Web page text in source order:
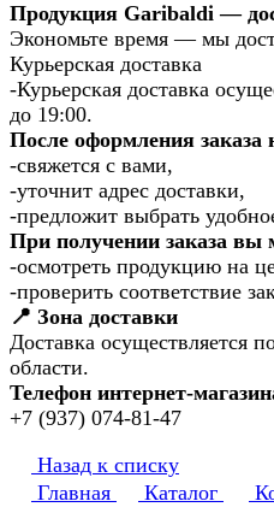
Продукция Garibaldi —
Экономьте время — мы
Курьерская доставка
-Курьерская доставка
до 19:00.
После оформления
-свяжется с вами,
-уточнит адрес доставки,
-предложит выбрать
При получении заказа вы
-осмотреть продукцию на
-проверить соответствие
📍 Зона доставки
Доставка осуществляется
области.
Телефон интернет-
+7 (937) 074-81-47
Назад к списку
Главная
Каталог